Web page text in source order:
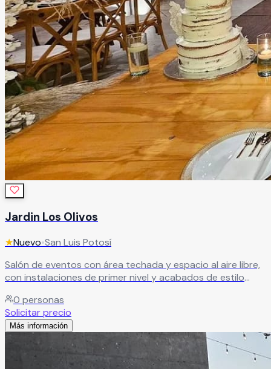
Jardin Los Olivos
★Nuevo•San Luis Potosí
Salón de eventos con área techada y espacio al aire libre,
con instalaciones de primer nivel y acabados de estilo
Leer más
0 personas
Solicitar precio
Más información